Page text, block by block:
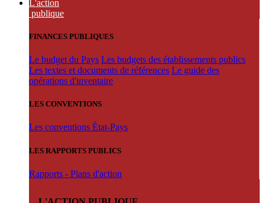
L'action
publique
FINANCES PUBLIQUES
Le budget du Pays Les budgets des établissements publics
Les textes et documents de références Le guide des
opérations d'inventaire
LES CONVENTIONS
Les conventions État-Pays
LES RAPPORTS PUBLICS
Rapports - Plans d'action